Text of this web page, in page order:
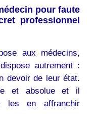
pour faute
professionnel
aux médecins,
autrement :
devoir de leur état.
et absolue et il
les en affranchir